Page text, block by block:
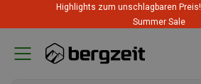
Highlights zum unschlagbaren
Summer Sale